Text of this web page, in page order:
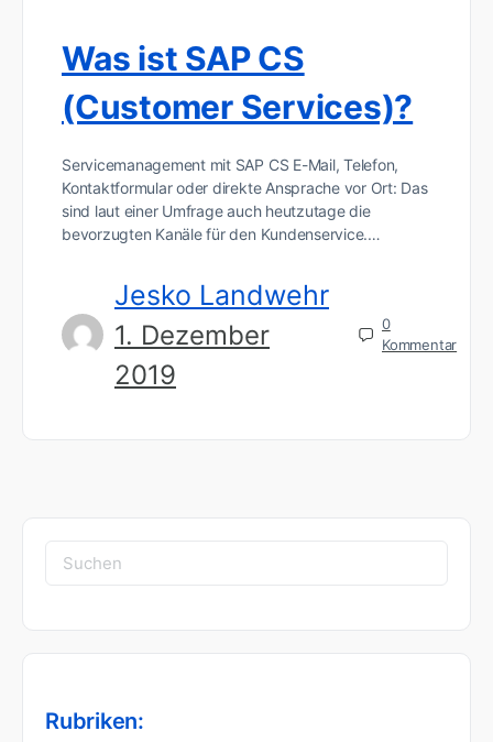
Was ist SAP CS
(Customer Services)?
Servicemanagement mit SAP CS E-Mail, Telefon,
Kontaktformular oder direkte Ansprache vor Ort: Das
sind laut einer Umfrage auch heutzutage die
bevorzugten Kanäle für den Kundenservice.…
Jesko Landwehr
1. Dezember
2019
0
Kommentar
Suchen
nach:
Rubriken: